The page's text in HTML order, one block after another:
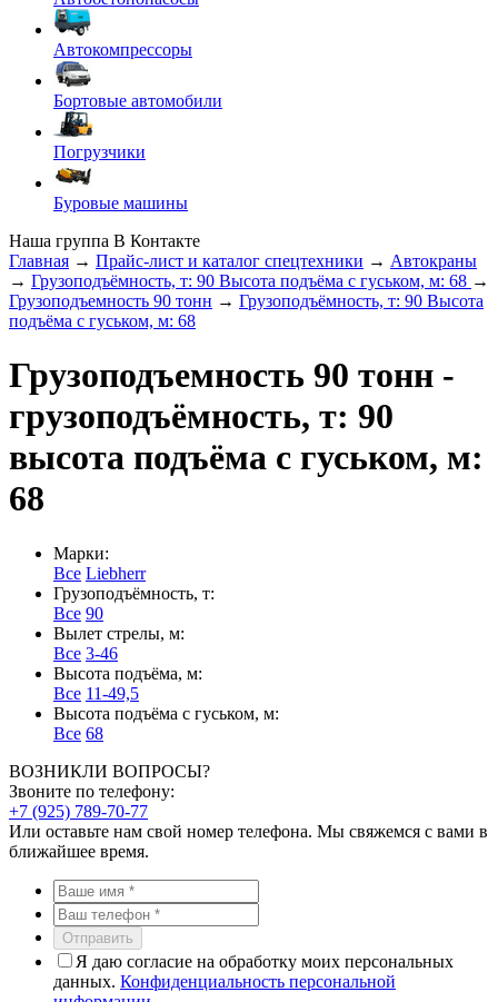
Автокомпрессоры
Бортовые автомобили
Погрузчики
Буровые машины
Наша группа В Контакте
Главная → Прайс-лист и каталог спецтехники → Автокраны
→ Грузоподъёмность, т: 90 Высота подъёма с гуськом, м: 68 →
Грузоподъемность 90 тонн → Грузоподъёмность, т: 90 Высота
подъёма с гуськом, м: 68
Грузоподъемность 90 тонн -
грузоподъёмность, т: 90
высота подъёма с гуськом, м:
68
Марки:
Все Liebherr
Грузоподъёмность, т:
Все 90
Вылет стрелы, м:
Все 3-46
Высота подъёма, м:
Все 11-49,5
Высота подъёма с гуськом, м:
Все 68
ВОЗНИКЛИ ВОПРОСЫ?
Звоните по телефону:
+7 (925) 789-70-77
Или оставьте нам свой номер телефона. Мы свяжемся с вами в
ближайшее время.
Отправить
Я даю согласие на обработку моих персональных
данных. Конфиденциальность персональной